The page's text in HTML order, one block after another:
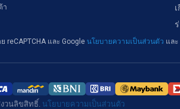
า
reCAPTCHA และ Google นโยบายความเป็นส่วนตัว และ
งวนลิขสิทธิ์. นโยบายความเป็นส่วนตัว